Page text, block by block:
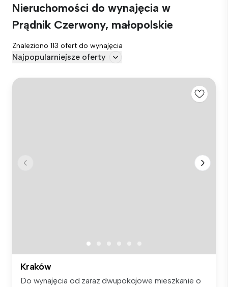
Nieruchomości do wynajęcia w
Prądnik Czerwony, małopolskie
Znaleziono 113 ofert do wynajęcia
Najpopularniejsze oferty
Kraków
Do wynajęcia od zaraz dwupokojowe mieszkanie o